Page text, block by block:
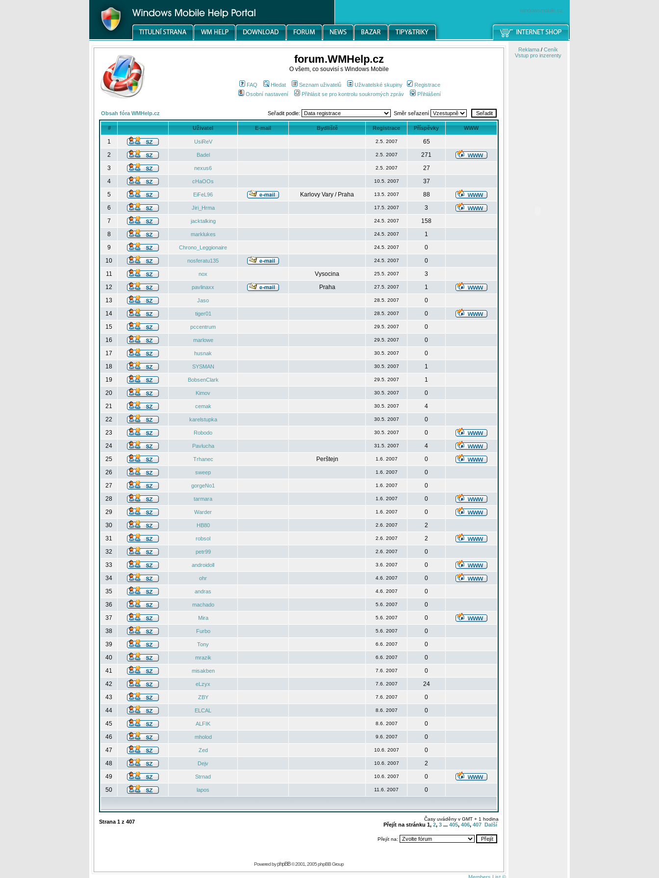
windowsmobile.cz
forum.WMHelp.cz
O všem, co souvisí s Windows Mobile
FAQ Hledat Seznam uživatelů Uživatelské skupiny
Registrace
Osobní nastavení
Přihlásit se pro kontrolu soukromých zpráv Přihlášení
Obsah fóra WMHelp.cz Seřadit podle: Směr seřazení
# Uživatel E-mail Bydliště Registrace Příspěvky WWW
1 UsiReV 2.5. 2007
65
2
Badel 2.5. 2007
271
3
nexus6 2.5. 2007
27
4
cHaOOs 10.5. 2007
37
5
EiFeL96 Karlovy Vary / Praha 13.5. 2007
88
6
Jiri_Hrma 17.5. 2007
3
7
jacktalking 24.5. 2007
158
8
marklukes 24.5. 2007
1
9
Chrono_Leggionaire 24.5. 2007
0
10
nosferatu135 24.5. 2007
0
11
nox Vysocina 25.5. 2007
3
12
pavlinaxx Praha 27.5. 2007
1
13
Jaso 28.5. 2007
0
14
tiger01 28.5. 2007
0
15
pccentrum 29.5. 2007
0
16
marlowe 29.5. 2007
0
17
husnak 30.5. 2007
0
18
SYSMAN 30.5. 2007
1
19
BobsenClark 29.5. 2007
1
20
Kimov 30.5. 2007
0
21
cemak 30.5. 2007
4
22
karelstupka 30.5. 2007
0
23
Robodo 30.5. 2007
0
24
Pavlucha 31.5. 2007
4
25
Trhanec Perštejn 1.6. 2007
0
26
sweep 1.6. 2007
0
27
gorgeNo1 1.6. 2007
0
28
tarmara 1.6. 2007
0
29
Warder 1.6. 2007
0
30
HB80 2.6. 2007
2
31
robsol 2.6. 2007
2
32
petr99 2.6. 2007
0
33
androidoll 3.6. 2007
0
34
ohr 4.6. 2007
0
35
andras 4.6. 2007
0
36
machado 5.6. 2007
0
37
Mira 5.6. 2007
0
38
Furbo 5.6. 2007
0
39
Tony 6.6. 2007
0
40
mrazik 6.6. 2007
0
41
misakben 7.6. 2007
0
42
eLzyx 7.6. 2007
24
43
ZBY 7.6. 2007
0
44
ELCAL 8.6. 2007
0
45
ALFIK 8.6. 2007
0
46
mholod 9.6. 2007
0
47
Zed 10.6. 2007
0
48
Dejv 10.6. 2007
2
49
Strnad 10.6. 2007
0
50
lapos 11.6. 2007 0
Strana 1 z 407 Časy uváděny v GMT + 1 hodina
Přejít na stránku 1, 2, 3 ... 405, 406, 407 Další
Přejít na:
Powered byphpBB© 2001, 2005 phpBB Group
Reklama/ Ceník
Vstup pro inzerenty